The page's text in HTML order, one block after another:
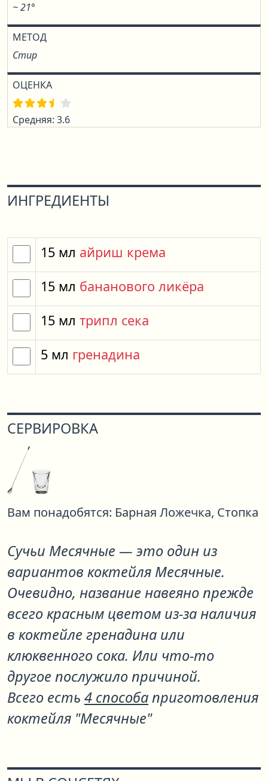
~ 21°
МЕТОД
Стир
ОЦЕНКА
Средняя: 3.6
ИНГРЕДИЕНТЫ
15 мл айриш крема
15 мл бананового ликёра
15 мл трипл сека
5 мл гренадина
СЕРВИРОВКА
Вам понадобятся: Барная Ложечка, Стопка
Сучьи Месячные — это один из
вариантов коктейля Месячные.
Очевидно, название навеяно прежде
всего красным цветом из-за наличия
в коктейле гренадина или
клюквенного сока. Или что-то
другое послужило причиной.
Всего есть 4 способаприготовления
коктейля "Месячные"